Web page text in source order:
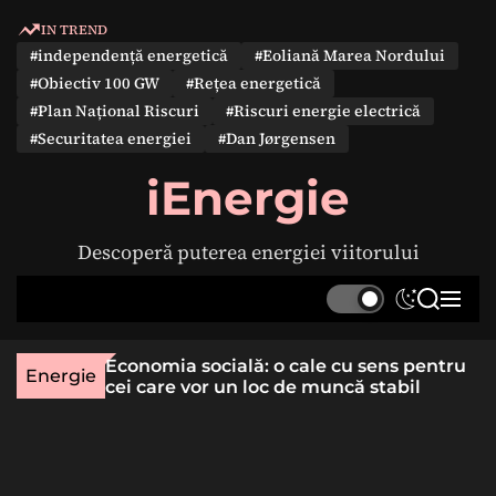
IN TREND
#independență energetică
#Eoliană Marea Nordului
#Obiectiv 100 GW
#Rețea energetică
#Plan Național Riscuri
#Riscuri energie electrică
#Securitatea energiei
#Dan Jørgensen
iEnergie
Descoperă puterea energiei viitorului
S
t
c
S
r
M
u
Energie
rară
Economia socială: o cale cu sens pentru
cei care vor un loc de muncă stabil